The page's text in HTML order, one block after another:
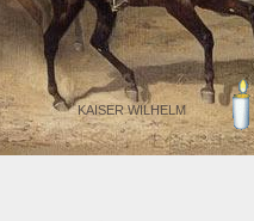
KAISER WILHELM